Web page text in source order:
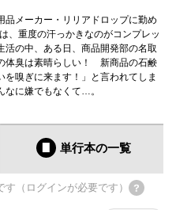
メーカー・リリアドロップに勤め
、重度の汗っかきなのがコンプレッ
活の中、ある日、商品開発部の名取
体臭は素晴らしい！ 新商品の石鹸
嗅ぎに来ます！」と言われてしま
なに嫌でもなくて…。
単行本の一覧
す（ログインが必要です）